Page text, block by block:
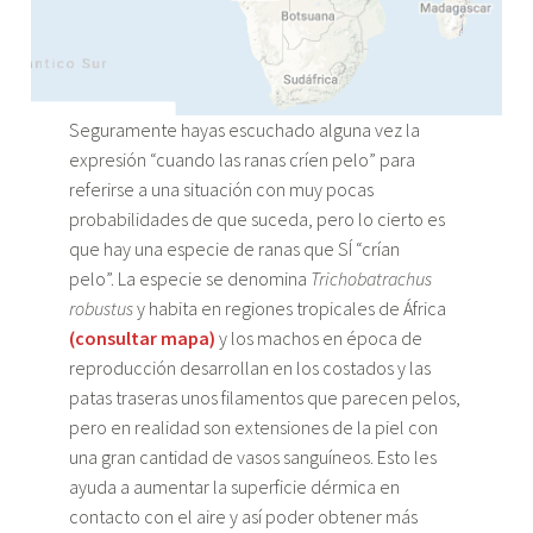
Seguramente hayas escuchado alguna vez la
expresión “cuando las ranas críen pelo” para
referirse a una situación con muy pocas
probabilidades de que suceda, pero lo cierto es
que hay una especie de ranas que SÍ “crían
pelo”. La especie se denomina Trichobatrachus
robustusy habita en regiones tropicales de África
(consultar mapa) y los machos en época de
reproducción desarrollan en los costados y las
patas traseras unos filamentos que parecen pelos,
pero en realidad son extensiones de la piel con
una gran cantidad de vasos sanguíneos. Esto les
ayuda a aumentar la superficie dérmica en
contacto con el aire y así poder obtener más